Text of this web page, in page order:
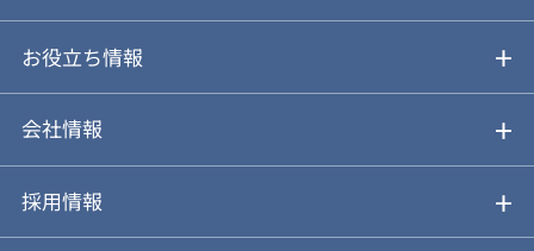
仲介と買取のメリット・デメリット
動画やパンフレットで見る
購入前も後も安心サポート
お気に入り
お役立ち情報
不動産Q&A
アルファジャーナル
会社情報
会社概要
採用情報